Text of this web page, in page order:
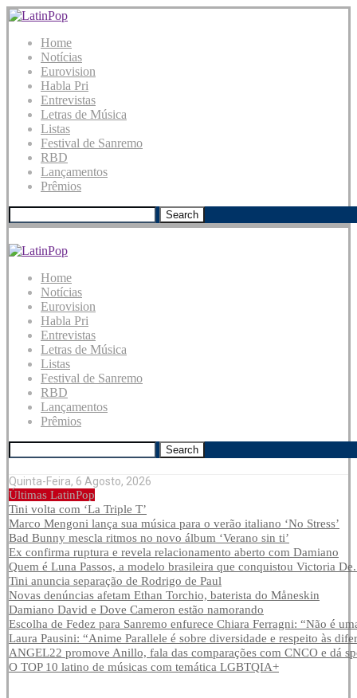
Home
Notícias
Eurovision
Habla Pri
Entrevistas
Letras de Música
Listas
Festival de Sanremo
RBD
Lançamentos
Prêmios
Search
Home
Notícias
Eurovision
Habla Pri
Entrevistas
Letras de Música
Listas
Festival de Sanremo
RBD
Lançamentos
Prêmios
Search
Quinta-Feira, 6 Agosto, 2026
Últimas LatinPop
Tini volta com ‘La Triple T’
Marco Mengoni lança sua música para o verão italiano ‘No Stress’
Bad Bunny mescla ritmos no novo álbum ‘Verano sin ti’
Ex confirma ruptura e revela relacionamento aberto com Damiano
Quem é Luna Passos, a modelo brasileira que conquistou Victoria
Tini anuncia separação de Rodrigo de Paul
Novas denúncias afetam Ethan Torchio, baterista do Måneskin
Damiano David e Dove Cameron estão namorando
Escolha de Fedez para Sanremo enfurece Chiara Ferragni: “Não é
Laura Pausini: “Anime Parallele é sobre diversidade e respeito às
ANGEL22 promove Anillo, fala das comparações com CNCO e dá
O TOP 10 latino de músicas com temática LGBTQIA+